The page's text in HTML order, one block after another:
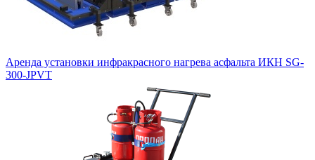
Аренда установки инфракрасного нагрева асфальта ИКН SG-
300-JPVT